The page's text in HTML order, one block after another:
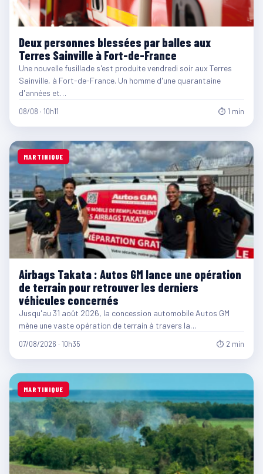
Deux personnes blessées par balles aux
Terres Sainville à Fort-de-France
Une nouvelle fusillade s'est produite vendredi soir aux Terres
Sainville, à Fort-de-France. Un homme d'une quarantaine
d'années et…
08/08 · 10h11 ⏱ 1 min
MARTINIQUE
Airbags Takata : Autos GM lance une opération
de terrain pour retrouver les derniers
véhicules concernés
Jusqu'au 31 août 2026, la concession automobile Autos GM
mène une vaste opération de terrain à travers la…
07/08/2026 · 10h35 ⏱ 2 min
MARTINIQUE